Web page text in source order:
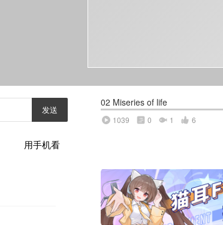
发送
用手机看
02 Miseries of life
1039 0 1 6